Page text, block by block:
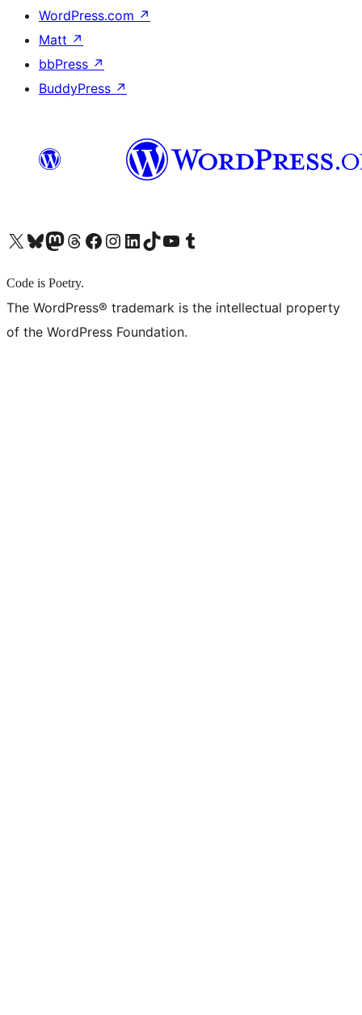
WordPress.com ↗
Matt ↗
bbPress ↗
BuddyPress ↗
X (旧 Twitter) アカウントへBluesky アカウントへMastodon アカウントへThreads アカウントへ Facebook ページへInstagram アカウントへ LinkedIn アカウントへTikTok アカウントへYouTube チャンネルへ Tumblr アカウントへ
Code is Poetry.
The WordPress® trademark is the intellectual property
of the WordPress Foundation.